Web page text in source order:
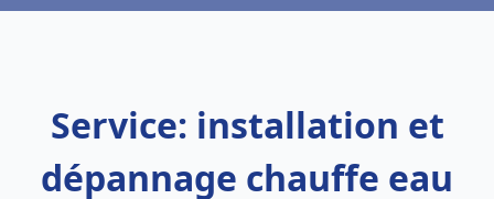
Service: installation et
dépannage chauffe eau